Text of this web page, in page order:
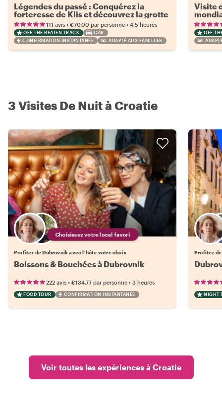
Légendes du passé : Conquérez la
forteresse de Klis et découvrez la grotte
de Vranjaca
111 avis • €70.00 par personne • 4.5 heures
OFF THE BEATEN TRACK
CAR
CONFIRMATION INSTANTANÉE
ADAPTÉ AUX FAMILLES
Visite
bord
OFF
3 Visites De Nuit à Croatie
Choisissez votre local favori
Profitez de Dubrovnik avec l'hôte votre choix
Boissons & Bouchées à Dubrovnik
222 avis • €134.77 par personne • 3 heures
FOOD TOUR CONFIRMATION INSTANTANÉE
Profitez
NIGHT
Voir toutes les expériences à Croatie